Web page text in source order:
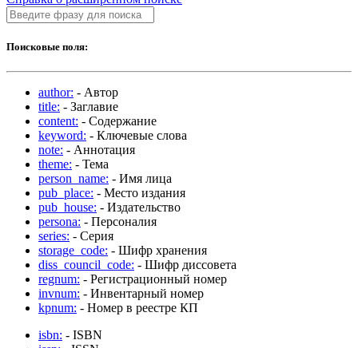
Поисковые поля:
author: - Автор
title: - Заглавие
content: - Содержание
keyword: - Ключевые слова
note: - Аннотация
theme: - Тема
person_name: - Имя лица
pub_place: - Место издания
pub_house: - Издательство
persona: - Персоналия
series: - Серия
storage_code: - Шифр хранения
diss_council_code: - Шифр диссовета
regnum: - Регистрационный номер
invnum: - Инвентарный номер
kpnum: - Номер в реестре КП
isbn: - ISBN